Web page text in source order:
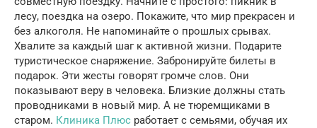
лесу, поездка на озеро. Покажите, что мир прекрасен и
без алкоголя. Не напоминайте о прошлых срывах.
Хвалите за каждый шаг к активной жизни. Подарите
туристическое снаряжение. Забронируйте билеты в
подарок. Эти жесты говорят громче слов. Они
показывают веру в человека. Близкие должны стать
проводниками в новый мир. А не тюремщиками в
старом. Клиника Плюс работает с семьями, обучая их